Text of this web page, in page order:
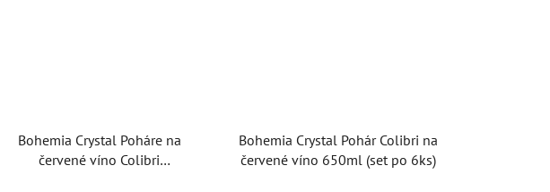
Bohemia Crystal Poháre na
červené víno Colibri
Bohemia Crystal Pohár Colibri na
červené víno 650ml (set po 6ks)